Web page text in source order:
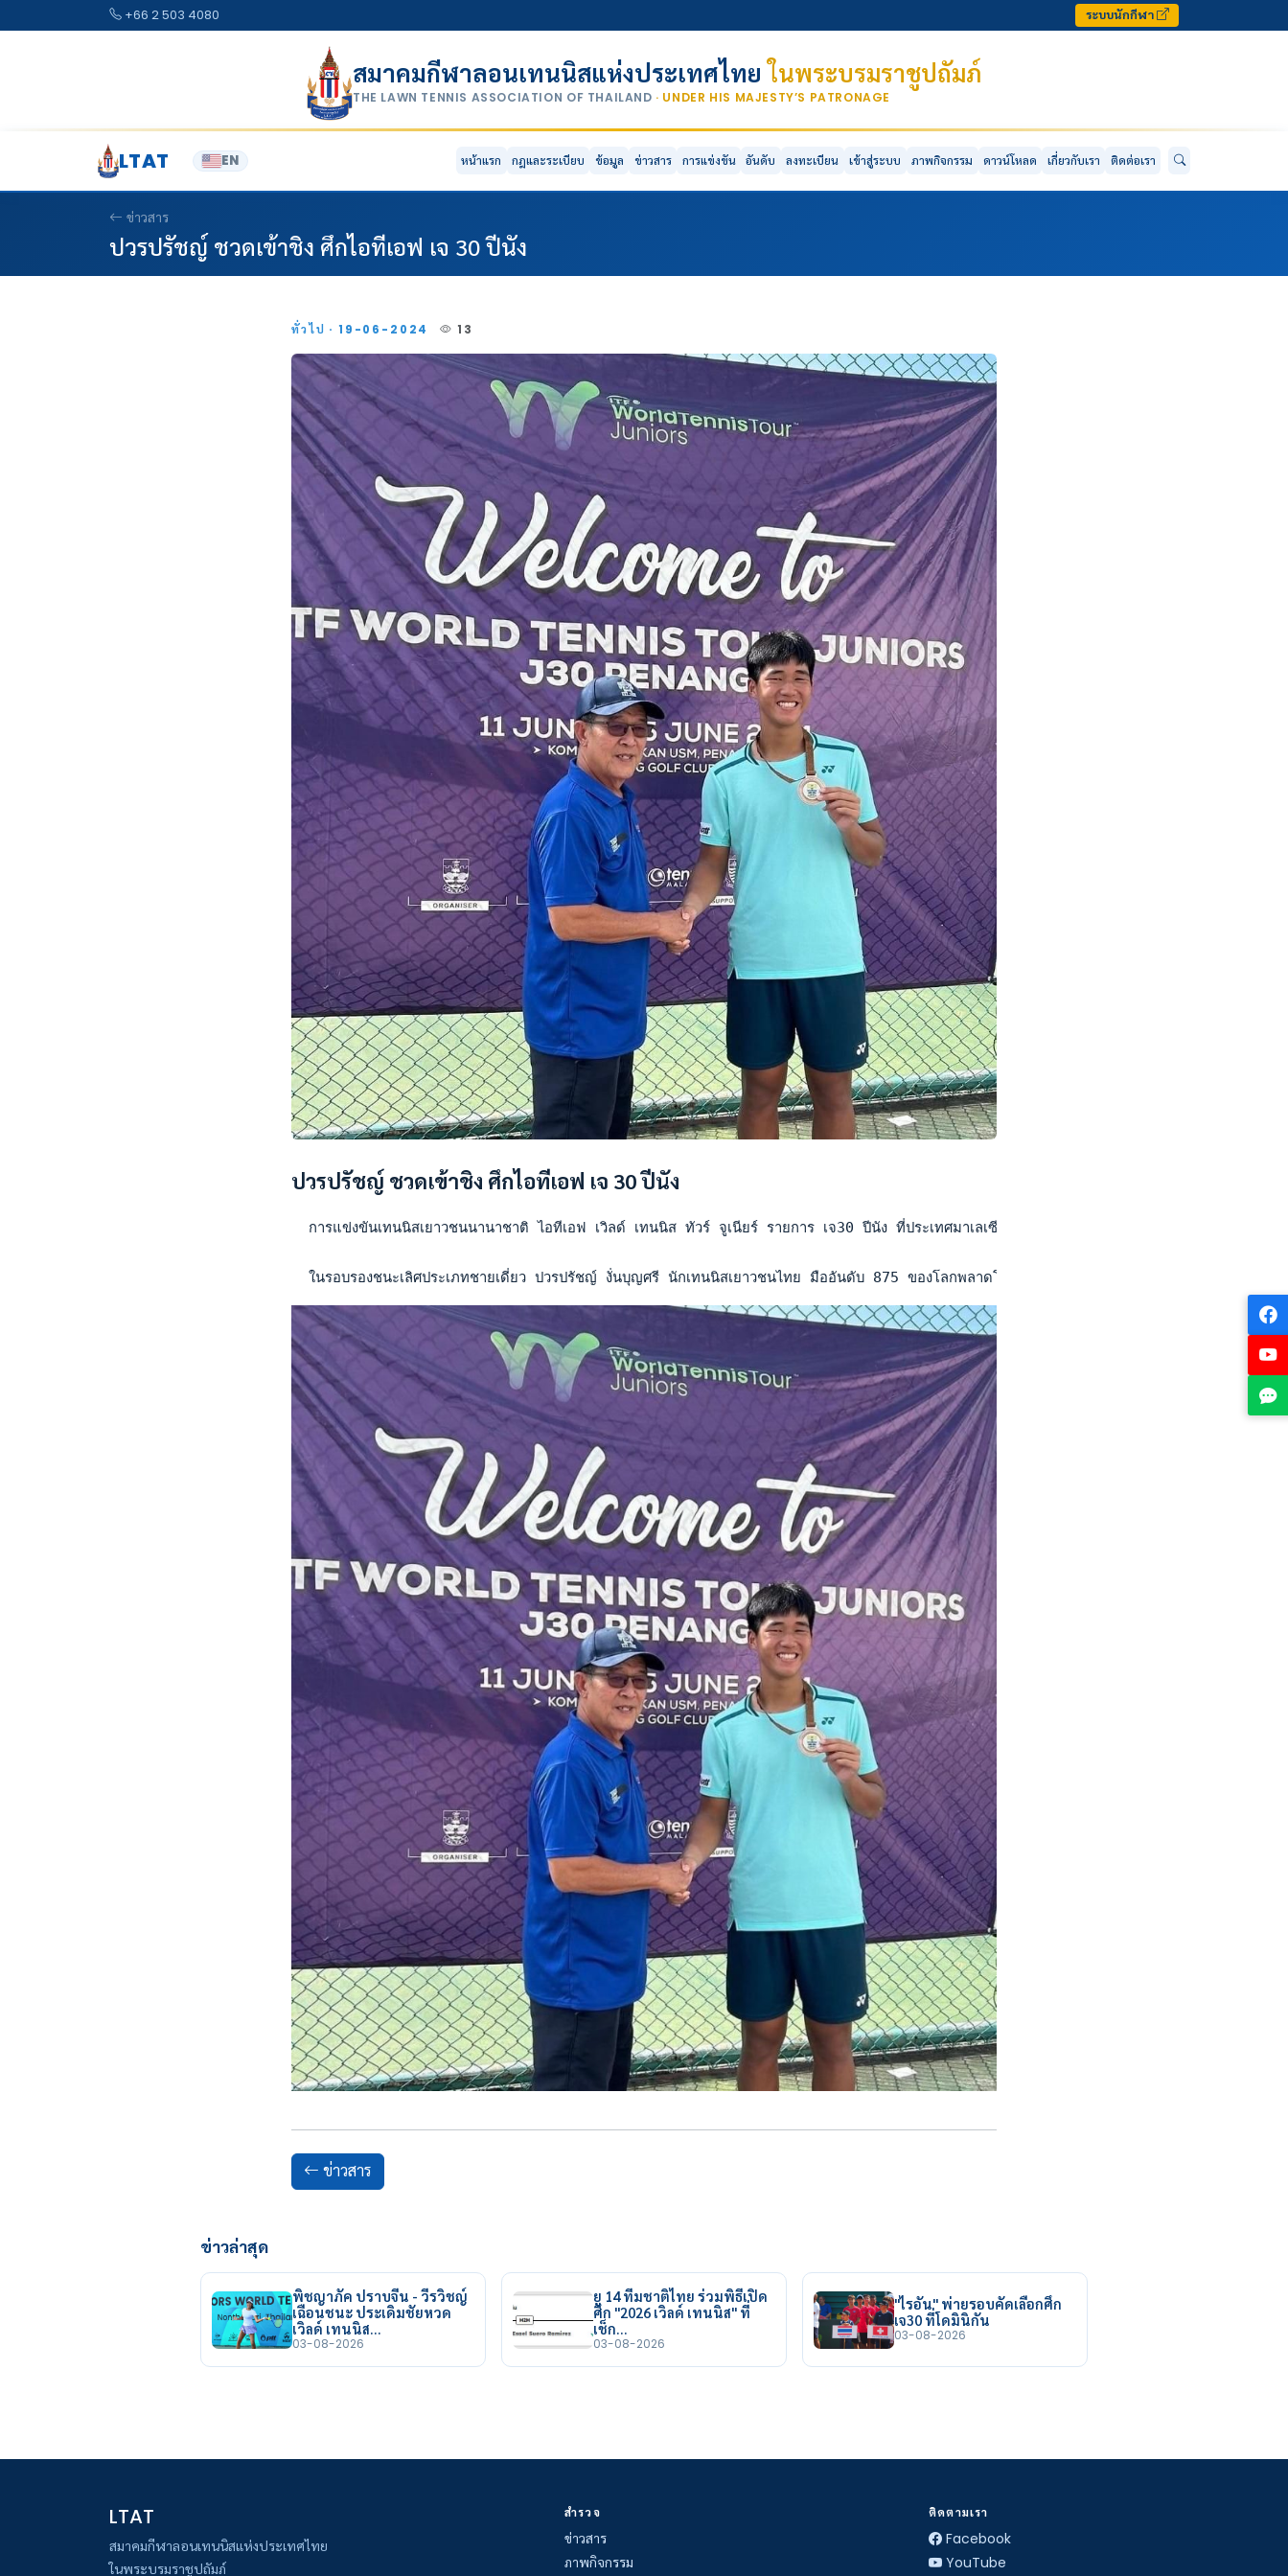
+66 2 503 4080 ระบบนักกีฬา
สมาคมกีฬาลอนเทนนิสแห่งประเทศไทยในพระบรมราชูปถัมภ์
THE LAWN TENNIS ASSOCIATION OF THAILAND · UNDER HIS MAJESTY’S PATRONAGE
LTAT EN หน้าแรก กฎและระเบียบ ข้อมูล ข่าวสาร การแข่งขัน อันดับ ลงทะเบียน เข้าสู่ระบบ ภาพกิจกรรม ดาวน์โหลด เกี่ยวกับเรา ติดต่อเรา
ข่าวสาร
ปวรปรัชญ์ ชวดเข้าชิง ศึกไอทีเอฟ เจ 30 ปีนัง
ทั่วไป · 19-06-2024 13
ปวรปรัชญ์ ชวดเข้าชิง ศึกไอทีเอฟ เจ 30 ปีนัง
  การแข่งขันเทนนิสเยาวชนนานาชาติ ไอทีเอฟ เวิลด์ เทนนิส ทัวร์ จูเนียร์ รายการ เจ30 ปีนัง ที่ประเทศมาเลเซีย เมื่อวันที่ 15 มิ.ย.67
ในรอบรองชนะเลิศประเภทชายเดี่ยว ปวรปรัชญ์ งั่นบุญศรี นักเทนนิสเยาวชนไทย มืออันดับ 875 ของโลกพลาดโอกาสเข้าไปลุ้นแชมป์ชายเดี่ยวหลังแพ้ ไค ท
ข่าวสาร
ข่าวล่าสุด
พิชญาภัค ปราบจีน - วีรวิชญ์
เฉือนชนะ ประเดิมชัยหวด
เวิลด์ เทนนิส…
03-08-2026
ยู 14 ทีมชาติไทย ร่วมพิธีเปิด
ศึก "2026 เวิลด์ เทนนิส" ที่
เช็ก…
03-08-2026
"ไรอัน" พ่ายรอบคัดเลือกศึก
เจ30 ที่โดมินิกัน
03-08-2026
LTAT
สมาคมกีฬาลอนเทนนิสแห่งประเทศไทย
ในพระบรมราชูปถัมภ์
สำรวจ
ข่าวสาร
ภาพกิจกรรม
ติดตามเรา
Facebook
YouTube